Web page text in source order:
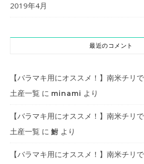
2019年4月
最近のコメント
【バラマキ用にオススメ！】南米チリ
土産一覧 に minami より
【バラマキ用にオススメ！】南米チリ
土産一覧 に 鮒 より
【バラマキ用にオススメ！】南米チリ